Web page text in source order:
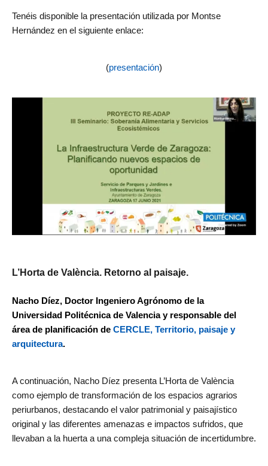
Tenéis disponible la presentación utilizada por Montse
Hernández en el siguiente enlace:
(presentación)
L’Horta de València. Retorno al paisaje.
Nacho Díez, Doctor Ingeniero Agrónomo de la
Universidad Politécnica de Valencia y responsable del
área de planificación de CERCLE, Territorio, paisaje y
arquitectura.
A continuación, Nacho Díez presenta L’Horta de València
como ejemplo de transformación de los espacios agrarios
periurbanos, destacando el valor patrimonial y paisajístico
original y las diferentes amenazas e impactos sufridos, que
llevaban a la huerta a una compleja situación de incertidumbre.